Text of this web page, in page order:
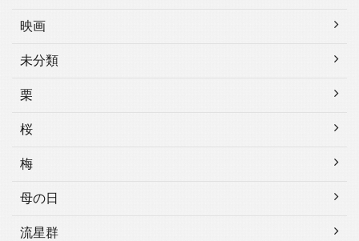
映画
未分類
栗
桜
梅
母の日
流星群